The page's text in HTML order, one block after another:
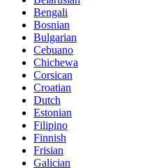
Bengali
Bosnian
Bulgarian
Cebuano
Chichewa
Corsican
Croatian
Dutch
Estonian
Filipino
Finnish
Frisian
Galician